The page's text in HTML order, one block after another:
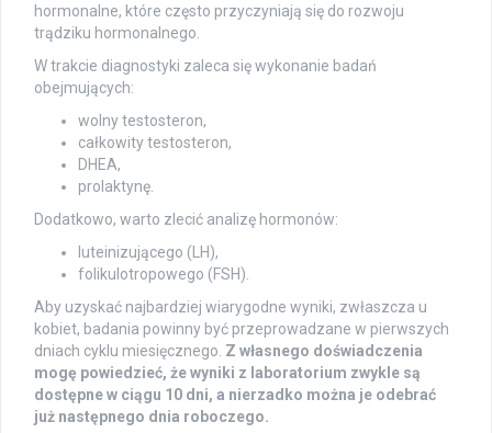
hormonalne, które często przyczyniają się do rozwoju
trądziku hormonalnego.
W trakcie diagnostyki zaleca się wykonanie badań
obejmujących:
wolny testosteron,
całkowity testosteron,
DHEA,
prolaktynę.
Dodatkowo, warto zlecić analizę hormonów:
luteinizującego (LH),
folikulotropowego (FSH).
Aby uzyskać najbardziej wiarygodne wyniki, zwłaszcza u
kobiet, badania powinny być przeprowadzane w pierwszych
dniach cyklu miesięcznego. Z własnego doświadczenia
mogę powiedzieć, że wyniki z laboratorium zwykle są
dostępne w ciągu 10 dni, a nierzadko można je odebrać
już następnego dnia roboczego.